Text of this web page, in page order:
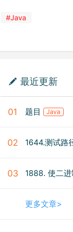
#Java
最近更新
01 题目 Java
02 1644.测试路
03 1888. 使二
更多文章>